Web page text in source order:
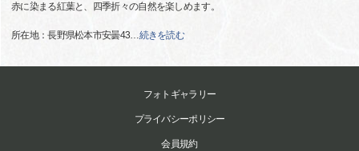
赤に染まる紅葉と、四季折々の自然を楽しめます。
所在地：長野県松本市安曇43…続きを読む
フォトギャラリー
プライバシーポリシー
会員規約